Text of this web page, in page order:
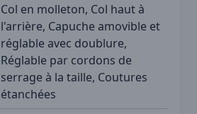
Col en molleton, Col haut à
l'arrière, Capuche amovible et
réglable avec doublure,
Réglable par cordons de
serrage à la taille, Coutures
étanchées